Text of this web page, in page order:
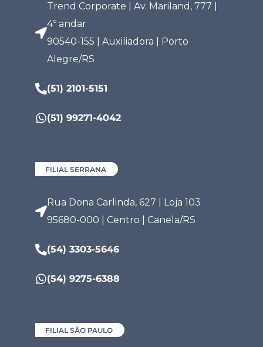
Trend Corporate | Av. Mariland, 777 |
4º andar
90540-155 | Auxiliadora | Porto
Alegre/RS
(51) 2101-5151
(51) 99271-4042
FILIAL SERRANA
Rua Dona Carlinda, 627 | Loja 103
95680-000 | Centro | Canela/RS
(54) 3303-5646
(54) 9275-6388
FILIAL SÃO PAULO